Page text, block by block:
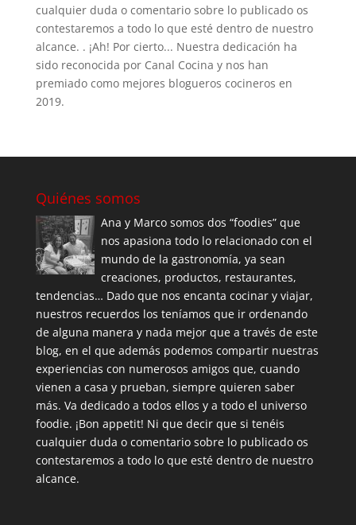
cualquier duda o comentario sobre lo publicado os
contestaremos a todo lo que esté dentro de nuestro
alcance. . ¡Ah! Por cierto... Nuestra dedicación ha
sido reconocida por Canal Cocina y nos han
premiado como mejores blogueros cocineros en
2019.
Quiénes somos
Ana y Marco somos dos “foodies” que
nos apasiona todo lo relacionado con el
mundo de la gastronomía, ya sean
creaciones, productos, restaurantes,
tendencias… Dado que nos encanta cocinar y viajar,
nuestros recuerdos los teníamos que ir ordenando
de alguna manera y nada mejor que a través de este
blog, en el que además podemos compartir nuestras
experiencias con numerosos amigos que, cuando
vienen a casa y prueban, siempre quieren saber
más. Va dedicado a todos ellos y a todo el universo
foodie. ¡Bon appetit! Ni que decir que si tenéis
cualquier duda o comentario sobre lo publicado os
contestaremos a todo lo que esté dentro de nuestro
alcance.